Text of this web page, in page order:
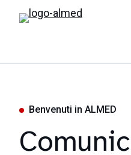
Benvenuti in ALMED